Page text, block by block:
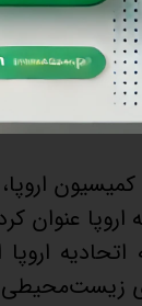
در
با
مشخص
کمیسیون
اروپا
اروپا
زیست‌محیطی